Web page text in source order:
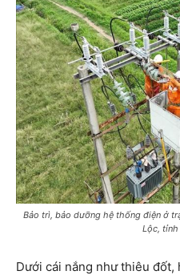
Bảo trì, bảo dưỡng hệ thống điện ở
Lộc, tỉnh
Dưới cái nắng như thiêu đốt,